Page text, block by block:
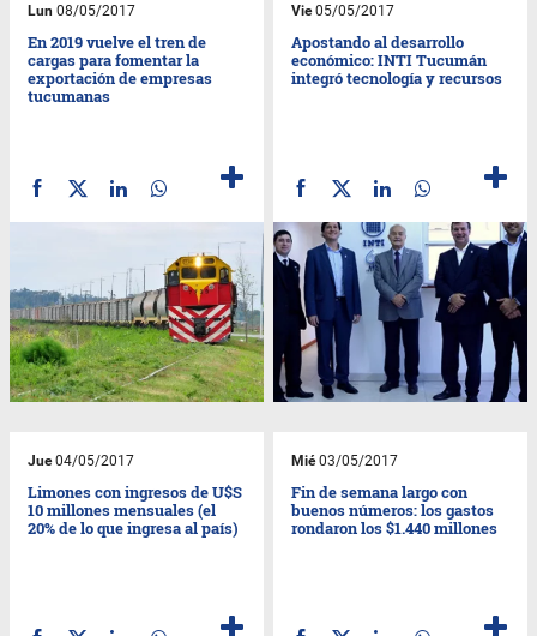
Lun 08/05/2017
En 2019 vuelve el tren de
cargas para fomentar la
exportación de empresas
tucumanas
Vie05/05/2017
Apostando al desarrollo
económico: INTI Tucumán
integró tecnología y recursos
Jue04/05/2017
Limones con ingresos de U$S
10 millones mensuales (el
20% de lo que ingresa al país)
Mié03/05/2017
Fin de semana largo con
buenos números: los gastos
rondaron los $1.440 millones